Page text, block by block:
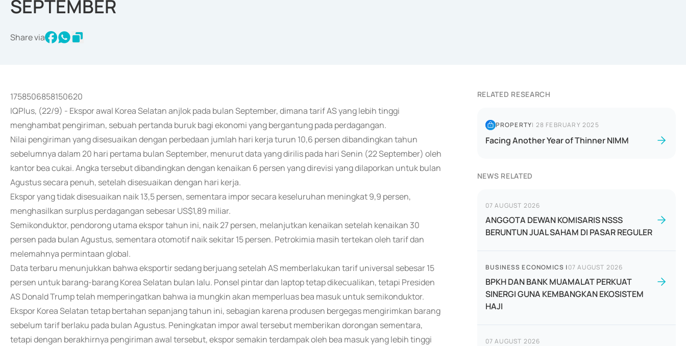
SEPTEMBER
Share via
1758506858150620
IQPlus, (22/9) - Ekspor awal Korea Selatan anjlok pada bulan September, dimana tarif AS yang lebih tinggi
menghambat pengiriman, sebuah pertanda buruk bagi ekonomi yang bergantung pada perdagangan.
Nilai pengiriman yang disesuaikan dengan perbedaan jumlah hari kerja turun 10,6 persen dibandingkan tahun
sebelumnya dalam 20 hari pertama bulan September, menurut data yang dirilis pada hari Senin (22 September) oleh
kantor bea cukai. Angka tersebut dibandingkan dengan kenaikan 6 persen yang direvisi yang dilaporkan untuk bulan
Agustus secara penuh, setelah disesuaikan dengan hari kerja.
Ekspor yang tidak disesuaikan naik 13,5 persen, sementara impor secara keseluruhan meningkat 9,9 persen,
menghasilkan surplus perdagangan sebesar US$1,89 miliar.
Semikonduktor, pendorong utama ekspor tahun ini, naik 27 persen, melanjutkan kenaikan setelah kenaikan 30
persen pada bulan Agustus, sementara otomotif naik sekitar 15 persen. Petrokimia masih tertekan oleh tarif dan
melemahnya permintaan global.
Data terbaru menunjukkan bahwa eksportir sedang berjuang setelah AS memberlakukan tarif universal sebesar 15
persen untuk barang-barang Korea Selatan bulan lalu. Ponsel pintar dan laptop tetap dikecualikan, tetapi Presiden
AS Donald Trump telah memperingatkan bahwa ia mungkin akan memperluas bea masuk untuk semikonduktor.
Ekspor Korea Selatan tetap bertahan sepanjang tahun ini, sebagian karena produsen bergegas mengirimkan barang
sebelum tarif berlaku pada bulan Agustus. Peningkatan impor awal tersebut memberikan dorongan sementara,
tetapi dengan berakhirnya pengiriman awal tersebut, ekspor semakin terdampak oleh bea masuk yang lebih tinggi
RELATED RESEARCH
PROPERTY| 28 FEBRUARY 2025
Facing Another Year of Thinner NIMM
NEWS RELATED
07 AUGUST 2026
ANGGOTA DEWAN KOMISARIS NSSS
BERUNTUN JUAL SAHAM DI PASAR REGULER
BUSINESS ECONOMICS |07 AUGUST 2026
BPKH DAN BANK MUAMALAT PERKUAT
SINERGI GUNA KEMBANGKAN EKOSISTEM
HAJI
07 AUGUST 2026